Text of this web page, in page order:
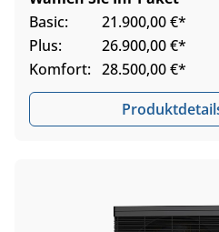
Basic:
21.900,00 €*
Plus:
26.900,00 €*
Komfort: 28.500,00 €*